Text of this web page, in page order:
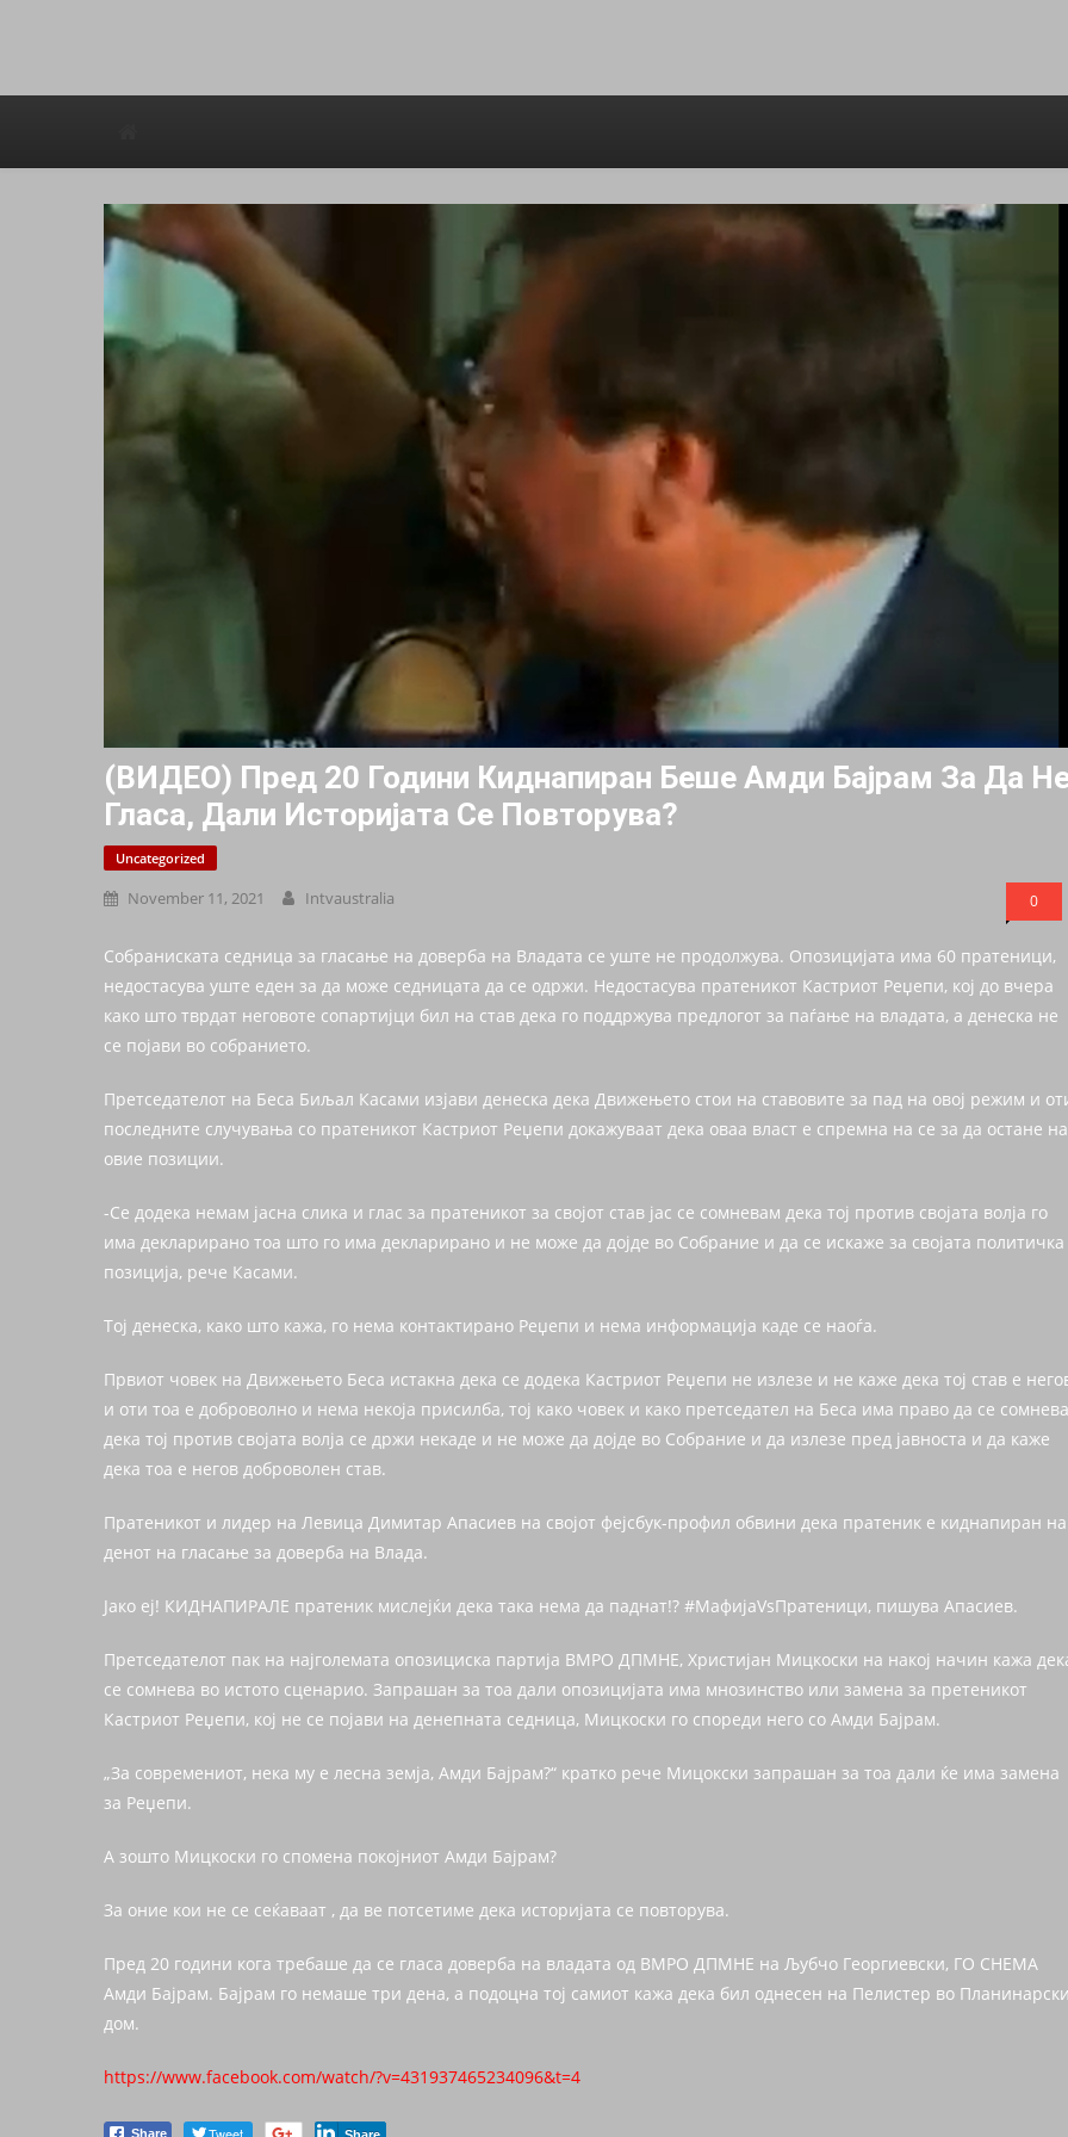
(ВИДЕО) Пред 20 Години Киднапиран Беше Амди Бајрам За Да
Гласа, Дали Историјата Се Повторува?
Uncategorized
November 11, 2021 Intvaustralia 0
Собраниската седница за гласање на доверба на Владата се уште не продолжува. Опозицијата има 60 пратеници,
недостасува уште еден за да може седницата да се одржи. Недостасува пратеникот Кастриот Реџепи, кој до вчера
како што тврдат неговоте сопартијци бил на став дека го поддржува предлогот за паѓање на владата, а денеска не
се појави во собранието.
Претседателот на Беса Биљал Касами изјави денеска дека Движењето стои на ставовите за пад на овој режим и
последните случувања со пратеникот Кастриот Реџепи докажуваат дека оваа власт е спремна на се за да остане на
овие позиции.
-Се додека немам јасна слика и глас за пратеникот за својот став јас се сомневам дека тој против својата волја го
има декларирано тоа што го има декларирано и не може да дојде во Собрание и да се искаже за својата политичка
позиција, рече Касами.
Тој денеска, како што кажа, го нема контактирано Реџепи и нема информација каде се наоѓа.
Првиот човек на Движењето Беса истакна дека се додека Кастриот Реџепи не излезе и не каже дека тој став е
и оти тоа е доброволно и нема некоја присилба, тој како човек и како претседател на Беса има право да се сомнева
дека тој против својата волја се држи некаде и не може да дојде во Собрание и да излезе пред јавноста и да каже
дека тоа е негов доброволен став.
Пратеникот и лидер на Левица Димитар Апасиев на својот фејсбук-профил обвини дека пратеник е киднапиран на
денот на гласање за доверба на Влада.
Јако еј! КИДНАПИРАЛЕ пратеник мислејќи дека така нема да паднат!? #МафијаVsПратеници, пишува Апасиев.
Претседателот пак на најголемата опозициска партија ВМРО ДПМНЕ, Христијан Мицкоски на накој начин кажа
се сомнева во истото сценарио. Запрашан за тоа дали опозицијата има мнозинство или замена за претеникот
Кастриот Реџепи, кој не се појави на денепната седница, Мицкоски го спореди него со Амди Бајрам.
„За современиот, нека му е лесна земја, Амди Бајрам?“ кратко рече Мицокски запрашан за тоа дали ќе има замена
за Реџепи.
А зошто Мицкоски го спомена покојниот Амди Бајрам?
За оние кои не се сеќаваат , да ве потсетиме дека историјата се повторува.
Пред 20 години кога требаше да се гласа доверба на владата од ВМРО ДПМНЕ на Љубчо Георгиевски, ГО СНЕМА
Амди Бајрам. Бајрам го немаше три дена, а подоцна тој самиот кажа дека бил однесен на Пелистер во
дом.
https://www.facebook.com/watch/?v=431937465234096&t=4
Share Tweet